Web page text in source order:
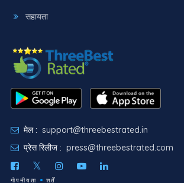
सहायता
मेल : support@threebestrated.in
प्रेस रिलीज : press@threebestrated.com
गोपनीयता शर्तें